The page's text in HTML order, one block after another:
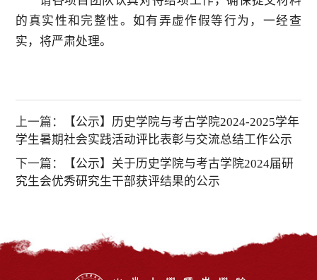
的真实性和完整性。如有弄虚作假等行为，一经查
实，将严肃处理。
上一篇：
【公示】历史学院与考古学院2024-2025学年
学生暑期社会实践活动评比表彰与交流总结工作公示
下一篇：
【公示】关于历史学院与考古学院2024届研
究生会优秀研究生干部获评结果的公示